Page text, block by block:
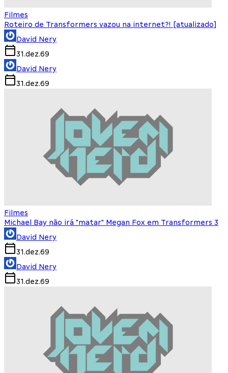
Filmes
Roteiro de Transformers vazou na internet?! [atualizado]
David Nery
31.dez.69
David Nery
31.dez.69
Filmes
Michael Bay não irá "matar" Megan Fox em Transformers 3
David Nery
31.dez.69
David Nery
31.dez.69